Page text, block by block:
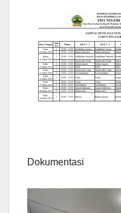
Dokumentasi